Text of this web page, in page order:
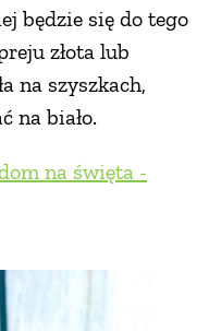
będzie się do tego
złota lub
na szyszkach,
na biało.
na święta -